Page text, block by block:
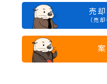
売
（売